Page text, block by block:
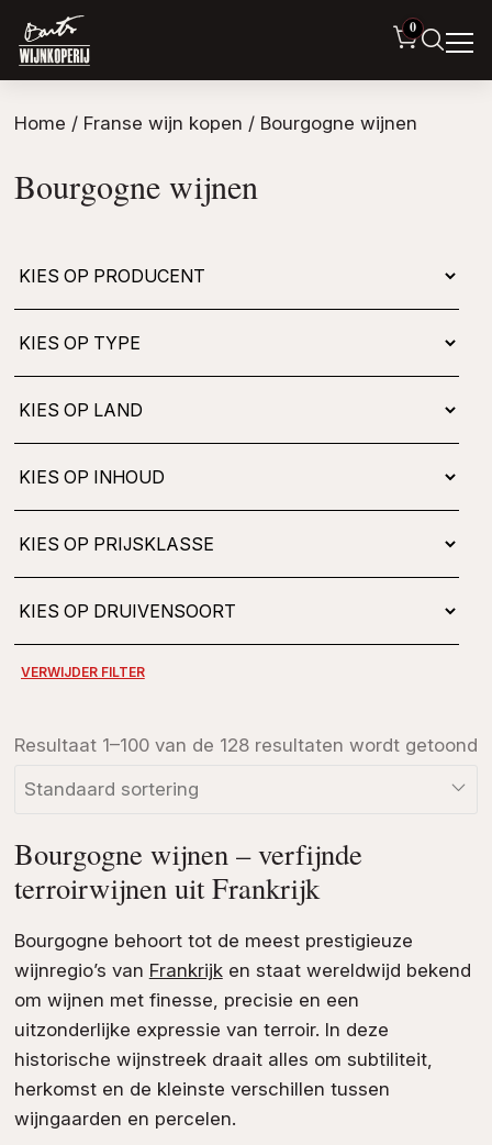
0
Home / Franse wijn kopen / Bourgogne wijnen
Bourgogne wijnen
Kies
Resultaat 1–100 van de 128 resultaten wordt getoond
Bourgogne wijnen – verfijnde
terroirwijnen uit Frankrijk
Bourgogne behoort tot de meest prestigieuze
wijnregio’s van Frankrijken staat wereldwijd bekend
om wijnen met finesse, precisie en een
uitzonderlijke expressie van terroir. In deze
historische wijnstreek draait alles om subtiliteit,
herkomst en de kleinste verschillen tussen
wijngaarden en percelen.